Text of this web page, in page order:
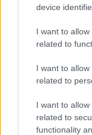
device
I want to
related to
I want to
related to
I want to
related to
functionality